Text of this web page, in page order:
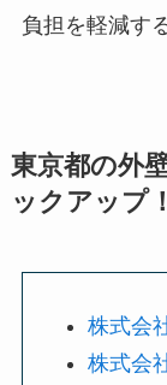
負担を軽減す
東京都の外
ックアップ！
株式会
株式会